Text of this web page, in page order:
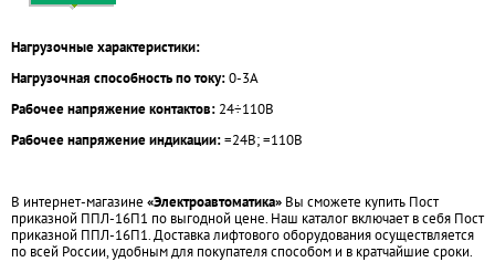
Нагрузочные характеристики:
Нагрузочная способность по току:0-3А
Рабочее напряжение контактов:24÷110В
Рабочее напряжение индикации:=24В; =110В
В интернет-магазине «Электроавтоматика» Вы сможете купить Пост
приказной ППЛ-16П1 по выгодной цене. Наш каталог включает в себя Пост
приказной ППЛ-16П1. Доставка лифтового оборудования осуществляется
по всей России, удобным для покупателя способом и в кратчайшие сроки.